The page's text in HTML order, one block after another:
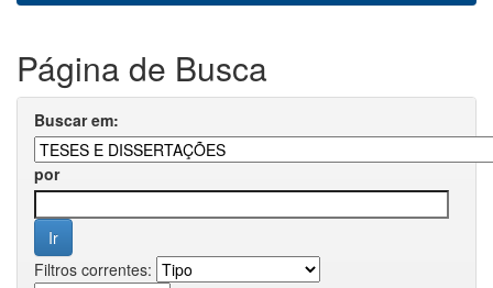
Página de Busca
Buscar em:
por
Filtros correntes: